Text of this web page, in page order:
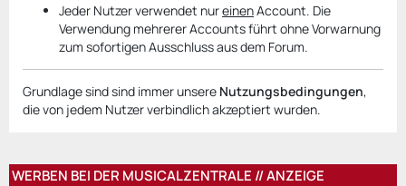
Jeder Nutzer verwendet nureinenAccount. Die
Verwendung mehrerer Accounts führt ohne Vorwarnung
zum sofortigen Ausschluss aus dem Forum.
Grundlage sind sind immer unsere Nutzungsbedingungen,
die von jedem Nutzer verbindlich akzeptiert wurden.
WERBEN BEI DER MUSICALZENTRALE // ANZEIGE